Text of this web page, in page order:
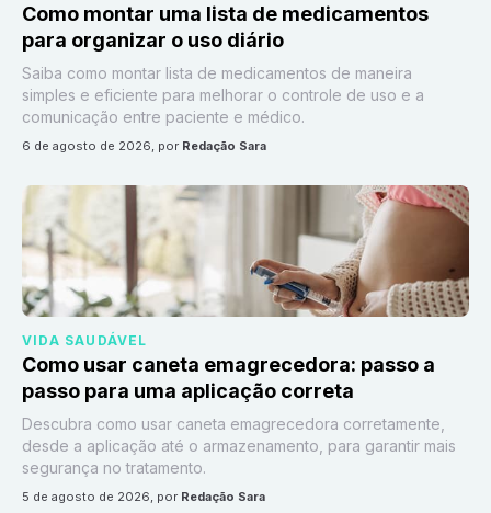
Como montar uma lista de medicamentos
para organizar o uso diário
Saiba como montar lista de medicamentos de maneira
simples e eficiente para melhorar o controle de uso e a
comunicação entre paciente e médico.
6 de agosto de 2026, por Redação Sara
VIDA SAUDÁVEL
Como usar caneta emagrecedora: passo a
passo para uma aplicação correta
Descubra como usar caneta emagrecedora corretamente,
desde a aplicação até o armazenamento, para garantir mais
segurança no tratamento.
5 de agosto de 2026, por Redação Sara